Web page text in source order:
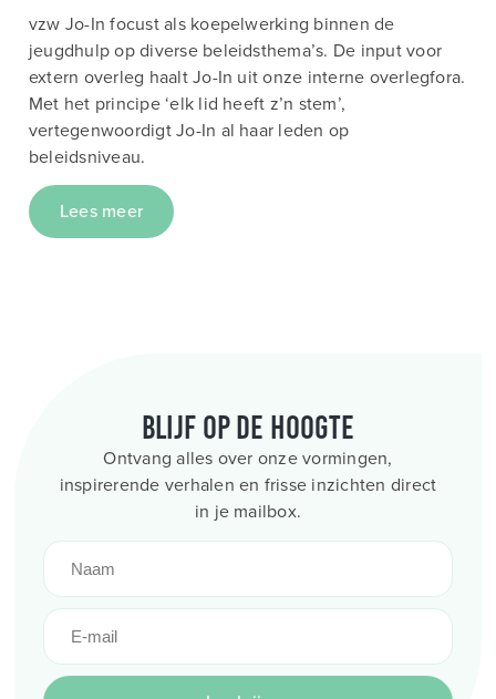
vzw Jo-In focust als koepelwerking binnen de
jeugdhulp op diverse beleidsthema’s. De input voor
extern overleg haalt Jo-In uit onze interne overlegfora.
Met het principe ‘elk lid heeft z’n stem’,
vertegenwoordigt Jo-In al haar leden op
beleidsniveau.
Lees meer
Blijf op de hoogte
Ontvang alles over onze vormingen,
inspirerende verhalen en frisse inzichten direct
in je mailbox.